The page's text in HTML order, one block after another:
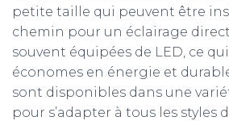
petite taille qui peuvent être
chemin pour un éclairage
souvent équipées de LED, ce
économes en énergie et
sont disponibles dans une
pour s’adapter à tous les styles